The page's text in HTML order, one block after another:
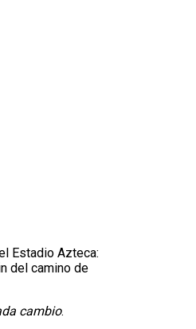
Estadio Azteca:
del camino de
cambio.